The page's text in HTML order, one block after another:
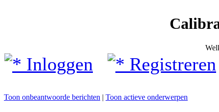
Inloggen Registreren
Toon onbeantwoorde berichten | Toon actieve onderwerpen